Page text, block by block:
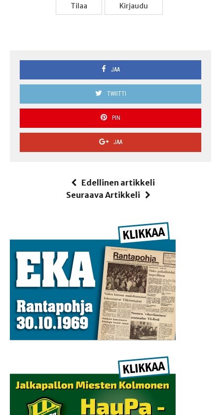
Tilaa Kir­jau­du
JAA
TWIITTI
PIN
JAA
Edellinen artikkeli
Seuraava Artikkeli